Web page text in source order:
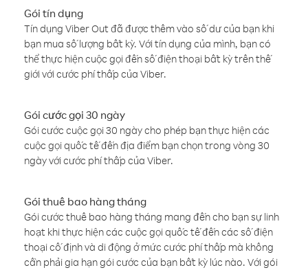
Gói tín dụng
Tín dụng Viber Out đã được thêm vào số dư của bạn khi
bạn mua số lượng bất kỳ. Với tín dụng của mình, bạn có
thể thực hiện cuộc gọi đến số điện thoại bất kỳ trên thế
giới với cước phí thấp của Viber.
Gói cước gọi 30 ngày
Gói cước cuộc gọi 30 ngày cho phép bạn thực hiện các
cuộc gọi quốc tế đến địa điểm bạn chọn trong vòng 30
ngày với cước phí thấp của Viber.
Gói thuê bao hàng tháng
Gói cước thuê bao hàng tháng mang đến cho bạn sự linh
hoạt khi thực hiện các cuộc gọi quốc tế đến các số điện
thoại cố định và di động ở mức cước phí thấp mà không
cần phải gia hạn gói cước của bạn bất kỳ lúc nào. Với gói